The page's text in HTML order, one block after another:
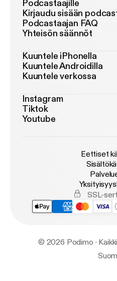
Podcastaajille
Kirjaudu sisään
Podcastaajan FAQ
Yhteisön säännöt
Kuuntele iPhonella
Kuuntele Androidilla
Kuuntele verkossa
Instagram
Tiktok
Youtube
Eettiset
SSL-
© 2026 Podimo ·